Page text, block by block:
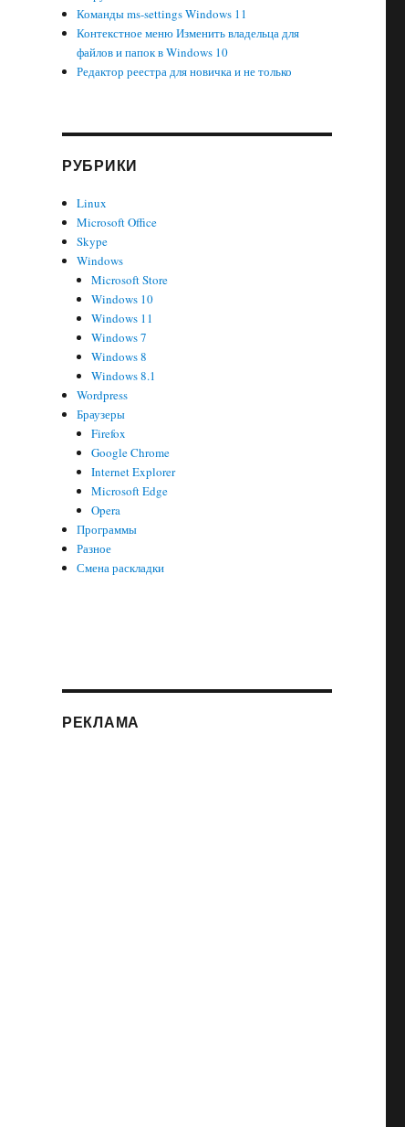
Команды ms-settings Windows 11
Контекстное меню Изменить владельца для
файлов и папок в Windows 10
Редактор реестра для новичка и не только
РУБРИКИ
Linux
Microsoft Office
Skype
Windows
Microsoft Store
Windows 10
Windows 11
Windows 7
Windows 8
Windows 8.1
Wordpress
Браузеры
Firefox
Google Chrome
Internet Explorer
Microsoft Edge
Opera
Программы
Разное
Смена раскладки
РЕКЛАМА